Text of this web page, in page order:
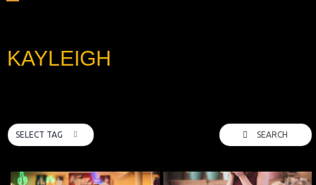
KAYLEIGH
SELECT TAG SEARCH